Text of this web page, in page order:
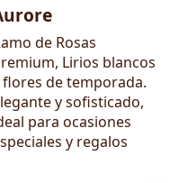
de Rosas
Lirios blancos
flores de temporada.
y sofisticado,
para ocasiones
y regalos